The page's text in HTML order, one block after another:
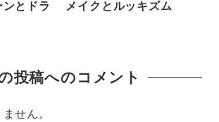
とドラ
メイクとルッキズム
投稿へのコメント
せん。